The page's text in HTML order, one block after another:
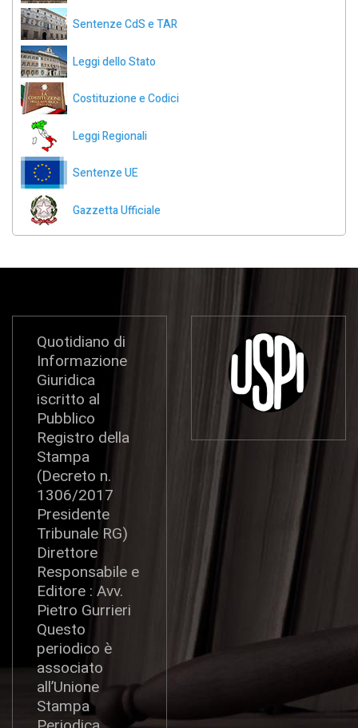
Sentenze CdS e TAR
Leggi dello Stato
Costituzione e Codici
Leggi Regionali
Sentenze UE
Gazzetta Ufficiale
Quotidiano di
Informazione
Giuridica
iscritto al
Pubblico
Registro della
Stampa
(Decreto n.
1306/2017
Presidente
Tribunale RG)
Direttore
Responsabile e
Editore : Avv.
Pietro Gurrieri
Questo
periodico è
associato
all’Unione
Stampa